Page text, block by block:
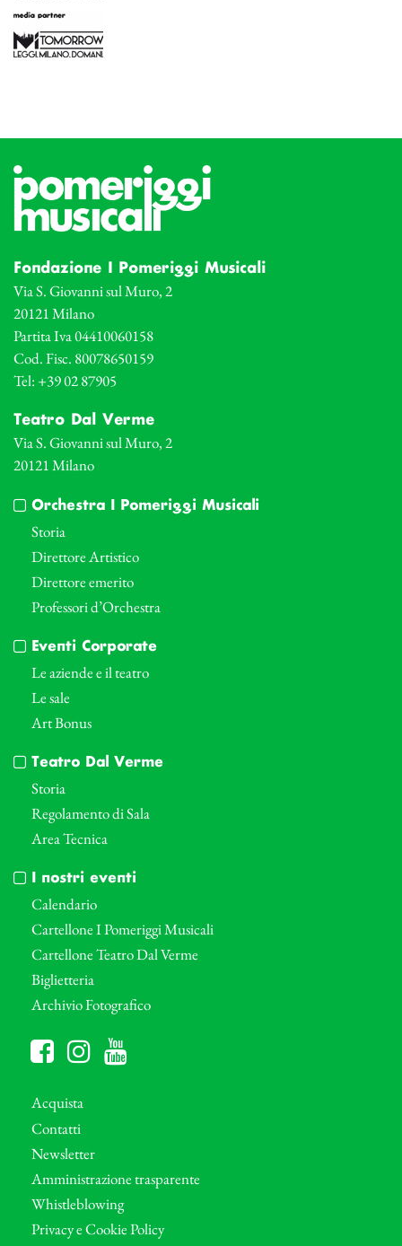
Fondazione I Pomeriggi Musicali
Via S. Giovanni sul Muro, 2
20121 Milano
Partita Iva 04410060158
Cod. Fisc. 80078650159
Tel: +39 02 87905
Teatro Dal Verme
Via S. Giovanni sul Muro, 2
20121 Milano
Orchestra I Pomeriggi Musicali
Storia
Direttore Artistico
Direttore emerito
Professori d’Orchestra
Eventi Corporate
Le aziende e il teatro
Le sale
Art Bonus
Teatro Dal Verme
Storia
Regolamento di Sala
Area Tecnica
I nostri eventi
Calendario
Cartellone I Pomeriggi Musicali
Cartellone Teatro Dal Verme
Biglietteria
Archivio Fotografico
Acquista
Contatti
Newsletter
Amministrazione trasparente
Whistleblowing
Privacy e Cookie Policy